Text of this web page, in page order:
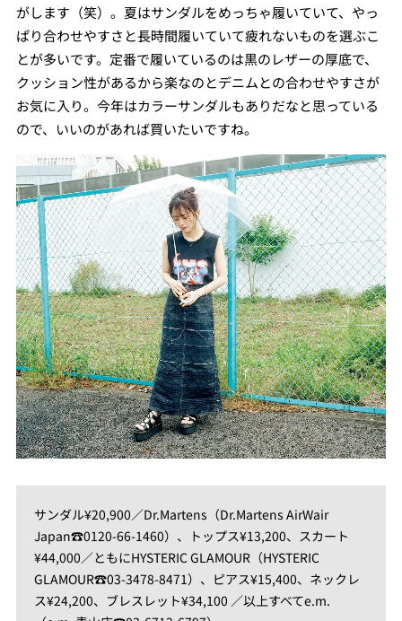
がします（笑）。夏はサンダルをめっちゃ履いていて、やっ
ぱり合わせやすさと長時間履いていて疲れないものを選ぶこ
とが多いです。定番で履いているのは黒のレザーの厚底で、
クッション性があるから楽なのとデニムとの合わせやすさが
お気に入り。今年はカラーサンダルもありだなと思っている
ので、いいのがあれば買いたいですね。
サンダル¥20,900／Dr.Martens（Dr.Martens AirWair
Japan☎0120-66-1460）、トップス¥13,200、スカート
¥44,000／ともにHYSTERIC GLAMOUR（HYSTERIC
GLAMOUR☎03-3478-8471）、ピアス¥15,400、ネックレ
ス¥24,200、ブレスレット¥34,100 ／以上すべてe.m.